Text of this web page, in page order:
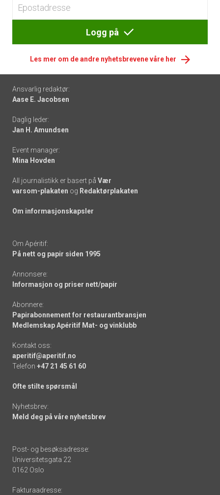
Logg på
Les mer om de andre nyhetsbrevene våre her
Footer
-
links
Ansvarlig redaktør:
Aase E. Jacobsen
Daglig leder:
Jan H. Amundsen
Event manager:
Mina Hovden
All journalistikk er basert på Vær
varsom-plakaten og Redaktørplakaten
Om informasjonskapsler
Om Apéritif:
På nett og papir siden 1995
Annonsere:
Informasjon og priser nett/papir
Abonnere:
Papirabonnement for restaurantbransjen
Medlemskap Apéritif Mat- og vinklubb
Kontakt oss:
aperitif@aperitif.no
Telefon +47 21 45 61 60
Ofte stilte spørsmål
Nyhetsbrev:
Meld deg på våre nyhetsbrev
Post- og besøksadresse:
Universitetsgata 22
0162 Oslo
Fakturaadresse: